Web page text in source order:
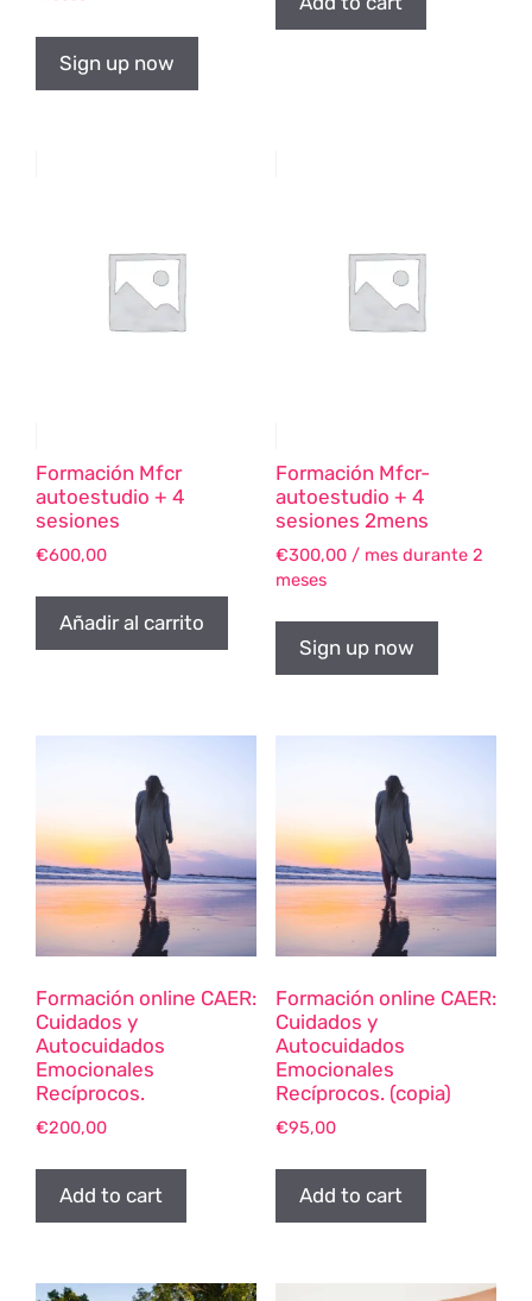
Sign up now
Formación Mfcr
autoestudio + 4
sesiones
€600,00
Añadir al carrito
Formación Mfcr-
autoestudio + 4
sesiones 2mens
€300,00 / mes durante 2
meses
Sign up now
Formación online CAER:
Cuidados y
Autocuidados
Emocionales
Recíprocos.
€200,00
Add to cart
Formación online CAER:
Cuidados y
Autocuidados
Emocionales
Recíprocos. (copia)
€95,00
Add to cart